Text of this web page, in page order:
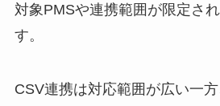
対象PMSや連携範囲が限定さ
す。
CSV連携は対応範囲が広い一